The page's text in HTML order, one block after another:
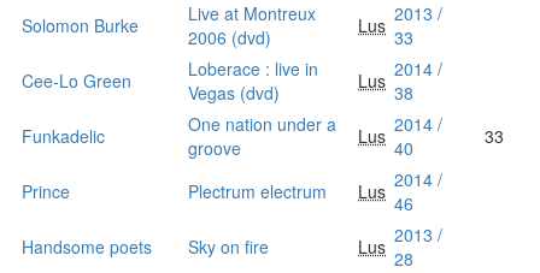
Solomon Burke
Live at Montreux
2006 (dvd)
Lus 2013 /
33
Cee-Lo Green
Loberace : live in
Vegas (dvd)
Lus 2014 /
38
Funkadelic
One nation under a
groove
Lus 2014 /
40
33
Prince Plectrum electrum Lus 2014 /
46
Handsome poets
Sky on fire Lus 2013 /
28